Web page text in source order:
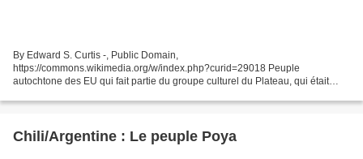
By Edward S. Curtis -, Public Domain,
https://commons.wikimedia.org/w/index.php?curid=29018 Peuple
autochtone des EU qui fait partie du groupe culturel du Plateau, qui était
un...
Chili/Argentine : Le peuple Poya